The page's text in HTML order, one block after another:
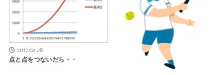
2017.02.28
点と点をつないだら・・